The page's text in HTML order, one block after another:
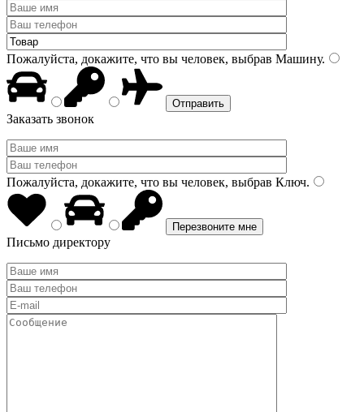
Пожалуйста, докажите, что вы человек, выбрав Машину.
Заказать звонок
Пожалуйста, докажите, что вы человек, выбрав Ключ.
Письмо директору